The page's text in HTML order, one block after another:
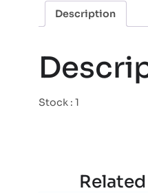
Description
Stock : 1